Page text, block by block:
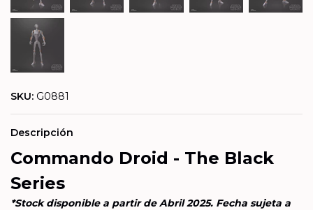
SKU: G0881
Descripción
Commando Droid - The Black
Series
*Stock disponible a partir de Abril 2025. Fecha sujeta a